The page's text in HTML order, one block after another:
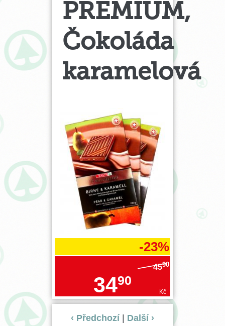
PREMIUM,
Čokoláda
karamelová
-23%
4590
3490
Kč
‹ Předchozí| Další ›